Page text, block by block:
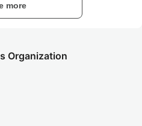
Organization
more